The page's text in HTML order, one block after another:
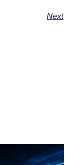
Next